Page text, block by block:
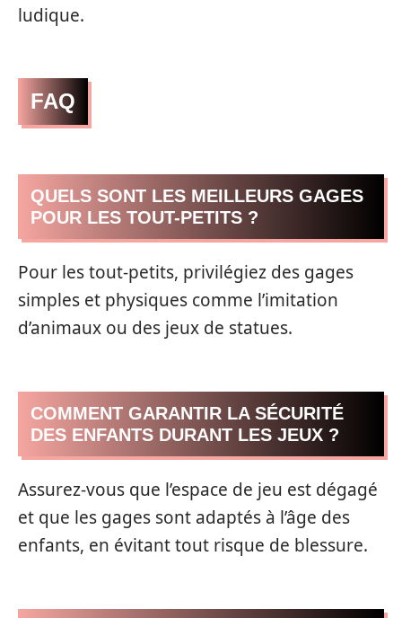
ludique.
FAQ
QUELS SONT LES MEILLEURS GAGES
POUR LES TOUT-PETITS ?
Pour les tout-petits, privilégiez des gages
simples et physiques comme l’imitation
d’animaux ou des jeux de statues.
COMMENT GARANTIR LA SÉCURITÉ
DES ENFANTS DURANT LES JEUX ?
Assurez-vous que l’espace de jeu est dégagé
et que les gages sont adaptés à l’âge des
enfants, en évitant tout risque de blessure.